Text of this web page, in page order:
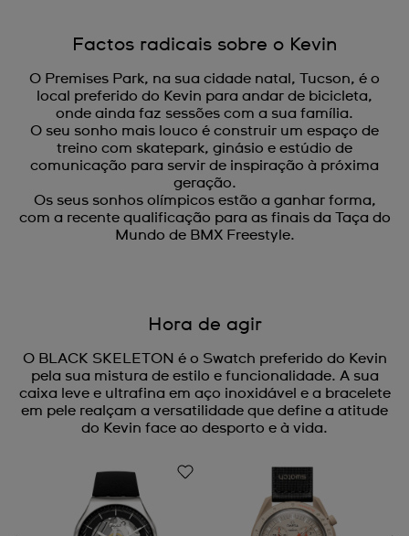
Factos radicais sobre o Kevin
O Premises Park, na sua cidade natal, Tucson, é o
local preferido do Kevin para andar de bicicleta,
onde ainda faz sessões com a sua família.
O seu sonho mais louco é construir um espaço de
treino com skatepark, ginásio e estúdio de
comunicação para servir de inspiração à próxima
geração.
Os seus sonhos olímpicos estão a ganhar forma,
com a recente qualificação para as finais da Taça do
Mundo de BMX Freestyle.
Hora de agir
O BLACK SKELETON é o Swatch preferido do Kevin
pela sua mistura de estilo e funcionalidade. A sua
caixa leve e ultrafina em aço inoxidável e a bracelete
em pele realçam a versatilidade que define a atitude
do Kevin face ao desporto e à vida.